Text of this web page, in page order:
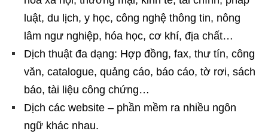
luật, du lịch, y học, công nghệ thông tin, nông
lâm ngư nghiệp, hóa học, cơ khí, địa chất…
Dịch thuật đa dạng: Hợp đồng, fax, thư tín, công
văn, catalogue, quảng cáo, báo cáo, tờ rơi, sách
báo, tài liệu công chứng…
Dịch các website – phần mềm ra nhiều ngôn
ngữ khác nhau.